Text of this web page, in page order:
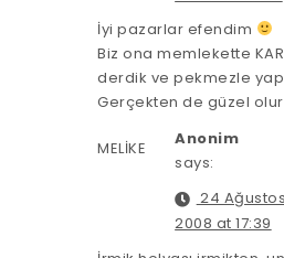
İyi pazarlar efendim
Biz ona memlekette
derdik ve pekmezle
Gerçekten de güzel
MELİKE
Anonim
says:
24 Ağustos
2008 at 17:39